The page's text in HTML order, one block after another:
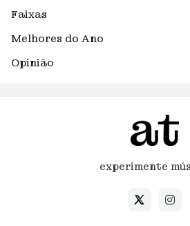
Faixas
Melhores do Ano
Opinião
experimente